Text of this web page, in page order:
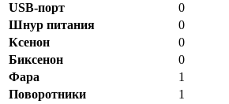
USB-порт
0
Шнур питания
0
Ксенон
0
Биксенон
0
Фара
1
Поворотники
1